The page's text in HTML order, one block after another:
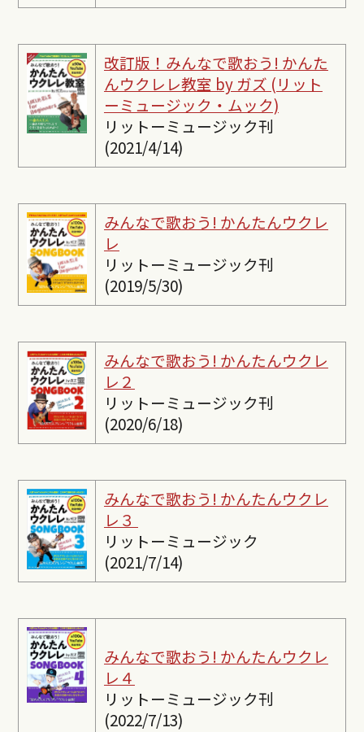
改訂版！みんなで歌おう! かんた
んウクレレ教室 by ガズ (リット
ーミュージック・ムック)
リットーミュージック刊
(2021/4/14)
みんなで歌おう! かんたんウクレ
レ
リットーミュージック刊
(2019/5/30)
みんなで歌おう! かんたんウクレ
レ２
リットーミュージック刊
(2020/6/18)
みんなで歌おう! かんたんウクレ
レ３
リットーミュージック
(2021/7/14)
みんなで歌おう! かんたんウクレ
レ４
リットーミュージック刊
(2022/7/13)